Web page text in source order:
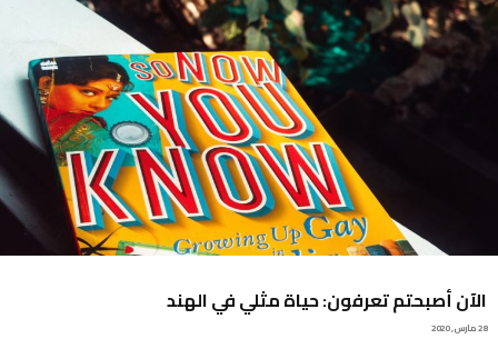
الآن أصبحتم تعرفون: حياة مثلي في الهند
28 مارس, 2020